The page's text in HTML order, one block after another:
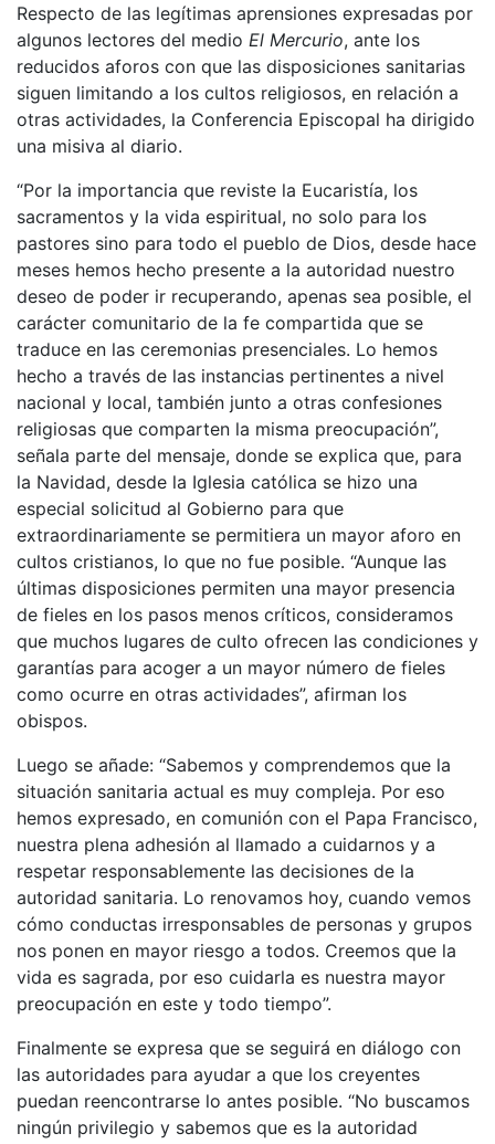
Respecto de las legítimas aprensiones expresadas por
algunos lectores del medio El Mercurio, ante los
reducidos aforos con que las disposiciones sanitarias
siguen limitando a los cultos religiosos, en relación a
otras actividades, la Conferencia Episcopal ha dirigido
una misiva al diario.
“Por la importancia que reviste la Eucaristía, los
sacramentos y la vida espiritual, no solo para los
pastores sino para todo el pueblo de Dios, desde hace
meses hemos hecho presente a la autoridad nuestro
deseo de poder ir recuperando, apenas sea posible, el
carácter comunitario de la fe compartida que se
traduce en las ceremonias presenciales. Lo hemos
hecho a través de las instancias pertinentes a nivel
nacional y local, también junto a otras confesiones
religiosas que comparten la misma preocupación”,
señala parte del mensaje, donde se explica que, para
la Navidad, desde la Iglesia católica se hizo una
especial solicitud al Gobierno para que
extraordinariamente se permitiera un mayor aforo en
cultos cristianos, lo que no fue posible. “Aunque las
últimas disposiciones permiten una mayor presencia
de fieles en los pasos menos críticos, consideramos
que muchos lugares de culto ofrecen las condiciones y
garantías para acoger a un mayor número de fieles
como ocurre en otras actividades”, afirman los
obispos.
Luego se añade: “Sabemos y comprendemos que la
situación sanitaria actual es muy compleja. Por eso
hemos expresado, en comunión con el Papa Francisco,
nuestra plena adhesión al llamado a cuidarnos y a
respetar responsablemente las decisiones de la
autoridad sanitaria. Lo renovamos hoy, cuando vemos
cómo conductas irresponsables de personas y grupos
nos ponen en mayor riesgo a todos. Creemos que la
vida es sagrada, por eso cuidarla es nuestra mayor
preocupación en este y todo tiempo”.
Finalmente se expresa que se seguirá en diálogo con
las autoridades para ayudar a que los creyentes
puedan reencontrarse lo antes posible. “No buscamos
ningún privilegio y sabemos que es la autoridad